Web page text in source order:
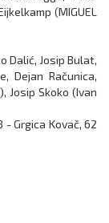
(MIGUEL
Dalić, Josip Bulat,
Dejan Računica,
Josip Skoko (Ivan
- Grgica Kovač, 62